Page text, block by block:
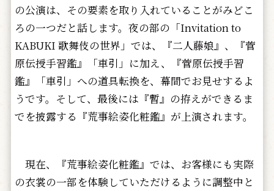
の公演は、その要素を取り入れていることがみどこ
ろの一つだと話します。夜の部の「Invitation to
KABUKI 歌舞伎の世界」では、『二人藤娘』、『菅
原伝授手習鑑』「車引」に加え、『菅原伝授手習
鑑』「車引」への道具転換を、幕間でお見せするよ
うです。そして、最後には『暫』の拵えができるま
でを披露する『荒事絵姿化粧鑑』が上演されます。
現在、『荒事絵姿化粧鑑』では、お客様にも実際
の衣裳の一部を体験していただけるように調整中と